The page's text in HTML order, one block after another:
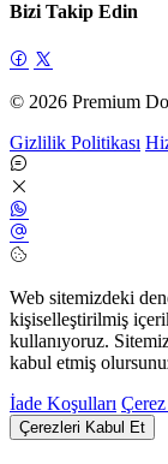
Bizi Takip Edin
© 2026 Premium
Gizlilik Politikası
Web sitemizdeki
kişiselleştirilmiş
kullanıyoruz.
kabul etmiş
İade Koşulları
Çerezleri Kabul Et